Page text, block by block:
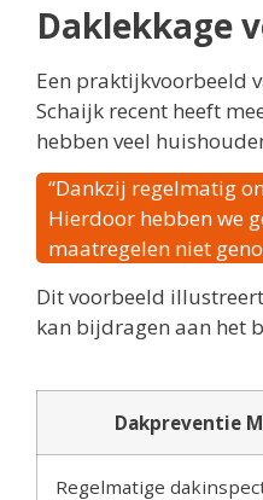
Daklekkage
Een praktijkvoorbeeld
Schaijk recent heeft
hebben veel
“Dankzij regelmatig
Hierdoor hebben we
maatregelen niet
Dit voorbeeld
kan bijdragen aan het
Dakpreventie
Regelmatige